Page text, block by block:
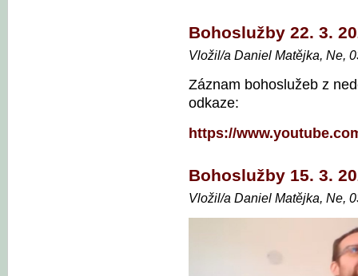
Bohoslužby 22. 3.
Vložil/a Daniel Matějka, Ne,
Záznam bohoslužeb z
odkaze:
https://
Bohoslužby 15. 3.
Vložil/a Daniel Matějka, Ne,